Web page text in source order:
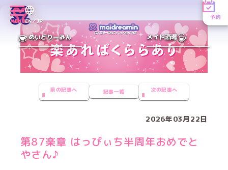
MENUEN／JP
予約
めいどりーみん メイド酒場
前の記事へ 記事一覧 次の記事へ
2026年03月22日
第87楽章 はっぴぃち半周年おめでと
やさん♪